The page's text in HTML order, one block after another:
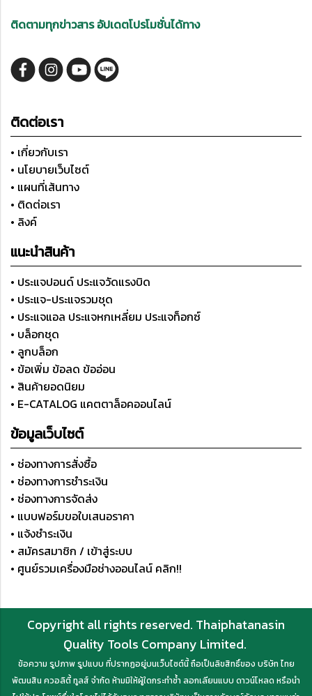
ติดตามทุกข่าวสาร อัปเดตโปรโมชั่นได้ทาง
ติดต่อเรา
• เกี่ยวกับเรา
• นโยบายเว็บไซต์
• แผนที่เส้นทาง
• ติดต่อเรา
• ลิงค์
แนะนำสินค้า
• ประแจปอนด์ ประแจวัดแรงบิด
• ประแจ-ประแจรวมชุด
• ประแจแอล ประแจหกเหลี่ยม ประแจท็อกซ์
• บล็อกชุด
• ลูกบล็อก
• ข้อเพิ่ม ข้อลด ข้ออ่อน
• สินค้ายอดนิยม
• E-CATALOG แคตตาล็อคออนไลน์
ข้อมูลเว็บไซต์
• ช่องทางการสั่งซื้อ
• ช่องทางการชำระเงิน
• ช่องทางการจัดส่ง
• แบบฟอร์มขอใบเสนอราคา
• แจ้งชำระเงิน
• สมัครสมาชิก / เข้าสู่ระบบ
• ศูนย์รวมเครื่องมือช่างออนไลน์ คลิก!!
Copyright all rights reserved. Thaiphatanasin
Quality Tools Company Limited.
ข้อความ รูปภาพ รูปแบบ ที่ปรากฏอยู่บนเว็บไซต์นี้ ถือเป็นลิขสิทธิ์ของ บริษัท ไทย
พัฒนสิน ควอลิตี้ ทูลส์ จำกัด ห้ามมิให้ผู้ใดกระทำซ้ำ ลอกเลียนแบบ ดาวน์โหลด หรือนำ